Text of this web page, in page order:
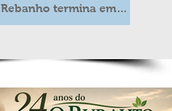
Rebanho termina em
duas semanas